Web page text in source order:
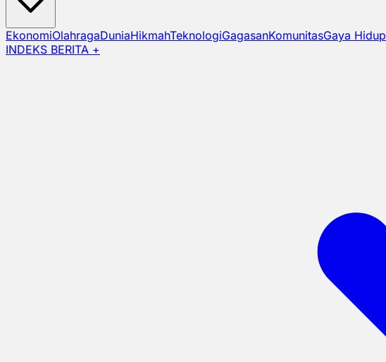
EkonomiOlahragaDuniaHikmahTeknologiGagasanKomunitasGaya Hidup
INDEKS BERITA +